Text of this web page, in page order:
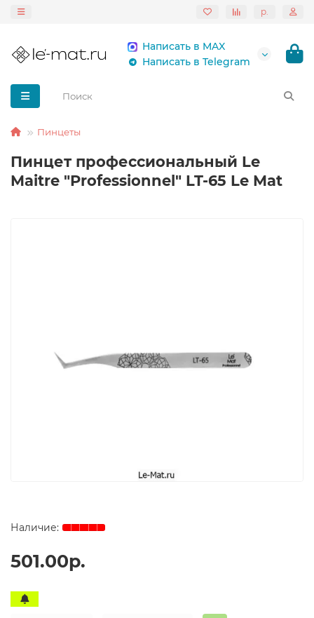
р.
Написать в MAX
Написать в Telegram
Пинцеты
Пинцет профессиональный Le
Maitre "Professionnel" LT-65 Le Mat
501.00р.